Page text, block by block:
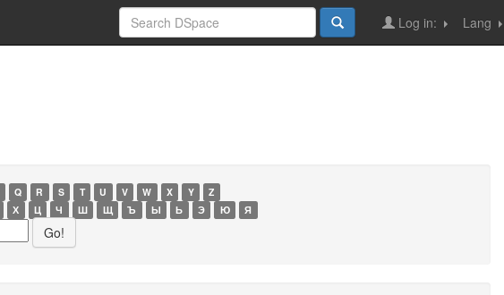
Lang
Log in:
Q R S T U V W X Y
Z
Х Ц Ч Ш Щ Ъ Ы Ь Э Ю Я